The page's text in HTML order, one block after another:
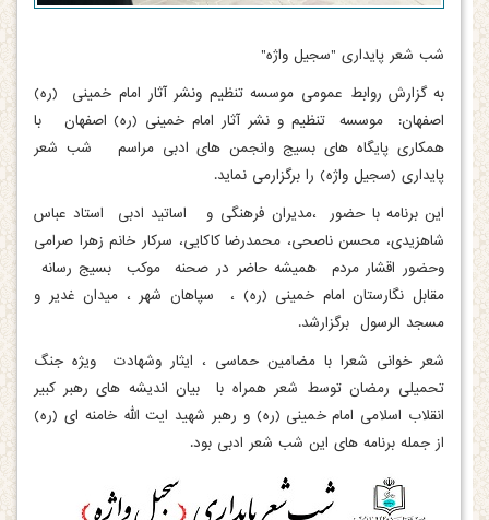
شب شعر پایداری "سجیل واژه"
به گزارش روابط عمومی موسسه تنظیم ونشر آثار امام خمینی (ره)
اصفهان: موسسه تنظیم و نشر آثار امام خمینی (ره) اصفهان با
همکاری پایگاه های بسیج وانجمن های ادبی مراسم شب شعر
پایداری (سجیل واژه) را برگزارمی نماید.
این برنامه با حضور ،مدیران فرهنگی و اساتید ادبی استاد عباس
شاهزیدی، محسن ناصحی، محمدرضا کاکایی، سرکار خانم زهرا صرامی
وحضور اقشار مردم همیشه حاضر در صحنه موکب بسیج رسانه
مقابل نگارستان امام خمینی (ره) ، سپاهان شهر ، میدان غدیر و
مسجد الرسول برگزارشد.
شعر خوانی شعرا با مضامین حماسی ، ایثار وشهادت ویژه جنگ
تحمیلی رمضان توسط شعر همراه با بیان اندیشه های رهبر کبیر
انقلاب اسلامی امام خمینی (ره) و رهبر شهید ایت الله خامنه ای (ره)
از جمله برنامه های این شب شعر ادبی بود.